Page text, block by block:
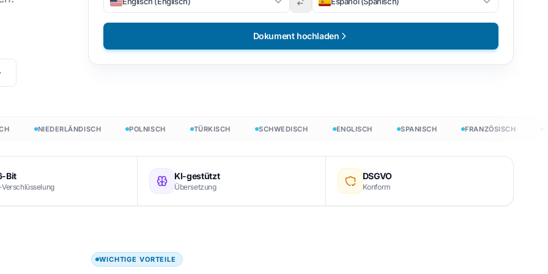
DOCX zu TXT Philippinisch
Dokument hochladen
NIEDERLÄNDISCH POLNISCH TÜRKISCH SCHWEDISCH ENGLISCH SPANISCH FRANZÖSISCH
Bit
Verschlüsselung
KI-gestützt
Übersetzung
DSGVO
Konform
WICHTIGE VORTEILE